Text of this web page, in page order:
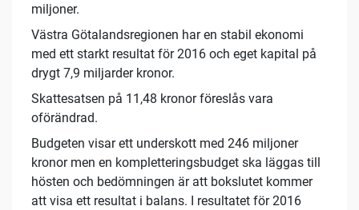
miljoner.
Västra Götalandsregionen har en stabil ekonomi
med ett starkt resultat för 2016 och eget kapital på
drygt 7,9 miljarder kronor.
Skattesatsen på 11,48 kronor föreslås vara
oförändrad.
Budgeten visar ett underskott med 246 miljoner
kronor men en kompletteringsbudget ska läggas till
hösten och bedömningen är att bokslutet kommer
att visa ett resultat i balans. I resultatet för 2016